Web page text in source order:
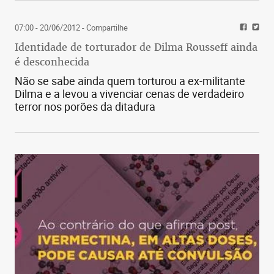
o caso dos corticoides sistêmicos.
A Organização Mundial da Saúde, ao reconhecer o
problema mundial que é a asma, criou um
organismo internacional chamado Gina, com
cientistas do mundo inteiro, sendo vários
investigar, tratar e educar sobre a asma.
A iniciativa Gina classifica a asma em estágios,
conforme a frequência e a intensidade dos
sintomas e o uso de medicamentos. Pacientes que
se encontram no 5º estágio são considerados
asmáticos graves 5.
São pacientes de qualquer idade que permanecem
07:00 - 20/06/2012- Compartilhe
Identidade de torturador de Dilma Rousseff ainda
é desconhecida
Não se sabe ainda quem torturou a ex-militante
Dilma e a levou a vivenciar cenas de verdadeiro
terror nos porões da ditadura